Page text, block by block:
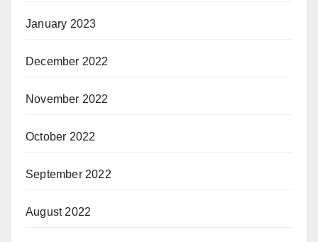
January 2023
December 2022
November 2022
October 2022
September 2022
August 2022